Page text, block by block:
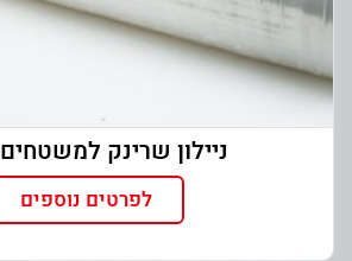
ניילון שרינק למשטחים 3 ק"ג
לפרטים נוספים